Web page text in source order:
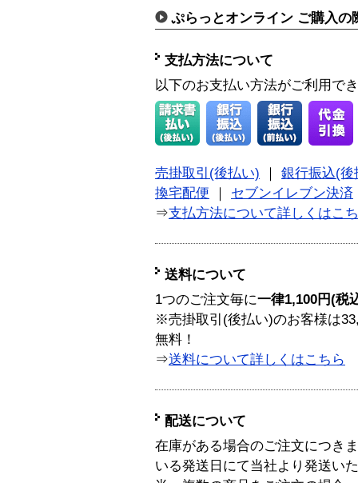
ぷらっとオンライン ご購入の
支払方法について
以下のお支払い方法がご利用で
売掛取引(後払い) ｜ 銀行振込(後
換宅配便 ｜ セブンイレブン決済
⇒支払方法について詳しくはこ
送料について
1つのご注文毎に一律1,100円(税
※売掛取引(後払い)のお客様は
無料！
⇒送料について詳しくはこちら
配送について
在庫がある場合のご注文につき
いる発送日にて当社より発送い